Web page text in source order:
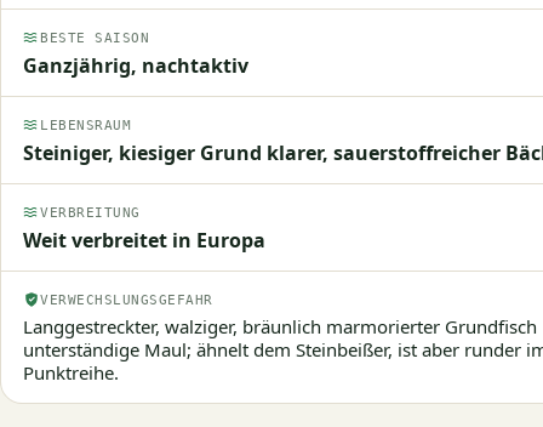
BESTE SAISON
Ganzjährig, nachtaktiv
LEBENSRAUM
Steiniger, kiesiger Grund klarer, sauerstoffreicher
VERBREITUNG
Weit verbreitet in Europa
VERWECHSLUNGSGEFAHR
Langgestreckter, walziger, bräunlich marmorierter
unterständige Maul; ähnelt dem Steinbeißer, ist aber runder
Punktreihe.